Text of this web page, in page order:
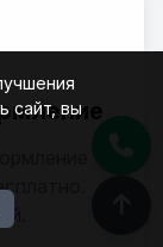
сайт, вы